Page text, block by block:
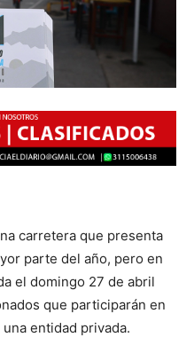
carretera que presenta
parte del año, pero en
el domingo 27 de abril
que participarán en
entidad privada.